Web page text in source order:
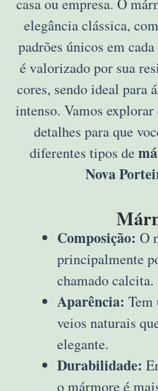
elegância clássica,
padrões únicos em
é valorizado por sua
cores, sendo ideal para
intenso. Vamos explorar
detalhes para que
diferentes tipos de
Nova
Composição: O
principalmente
chamado calcita.
Aparência: Tem
veios naturais
elegante.
Durabilidade:
o mármore é